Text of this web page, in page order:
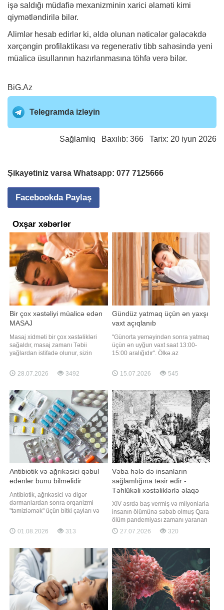
işə saldığı müdafiə mexanizminin xarici əlaməti kimi
qiymətləndirilə bilər.
Alimlər hesab edirlər ki, əldə olunan nəticələr gələcəkdə
xərçəngin profilaktikası və regenerativ tibb sahəsində yeni
müalicə üsullarının hazırlanmasına töhfə verə bilər.
BiG.Az
Telegramda izləyin
Sağlamlıq Baxılıb: 366 Tarix: 20 iyun 2026
Şikayətiniz varsa Whatsapp: 077 7125666
Facebookda Paylaş
Oxşar xəbərlər
Bir çox xəstəliyi müalicə edən
MASAJ
Masaj xidməti bir çox xəstəlikləri
sağaldır, masaj zamanı Təbii
yağlardan istifadə olunur, sizin
ağrıları, baş ağrılarını vaxtında
götürür. Dünyada edilən masajların
Şərqdə həkimlər masajı resept
olaraq yazırlar. Masaj inteqtaiv bi
28.07.2026 3492
Gündüz yatmaq üçün ən yaxşı
vaxt açıqlanıb
"Günorta yeməyindən sonra yatmaq
üçün ən uyğun vaxt saat 13:00-
15:00 aralığıdır". Ölkə.az
verir ki, bu barədə dietoloq və
nutrisioloq Daniyel Smayli danışıb.
orqanizmdə təbii enerji azalması
baş verir. Buna gör
15.07.2026 545
Antibiotik və ağrıkəsici qəbul
edənlər bunu bilməlidir
Antibiotik, ağrıkəsici və digər
dərmanlardan sonra orqanizmi
"təmizləmək" üçün bitki çayları və
edənlər olsa da, mütəxəssislər bu
üsulların əksəriyyətinin elmi
verir ki, həkim Svetlana
Burnatskayanın sözlərinə görə,
dərmanları
01.08.2026 313
Vəba hələ də insanların
sağlamlığına təsir edir -
Təhlükəli xəstəliklərlə əlaqə
tapıldı
XIV əsrdə baş vermiş və milyonlarla
insanın ölümünə səbəb olmuş Qara
ölüm pandemiyası zamanı yaranan
genetik dəyişikliklər bu gün də
insan orqanizminin təhlükəli
mühüm rol oynayır. Lakin alimlər
bildirirlər ki, bunun mənfi tərəfi də
var. Qaynarinfo xəbər verir ki,
genetikləri
27.07.2026 320